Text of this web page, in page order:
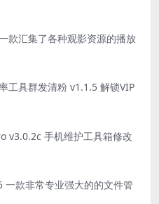
工具群发清粉 v1.1.5 解锁VIP
v3.0.2c 手机维护工具箱修改
一款非常专业强大的的文件管